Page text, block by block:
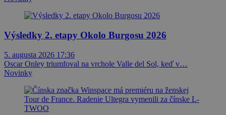
Výsledky 2. etapy Okolo Burgosu 2026
5. augusta 2026 17:36
Oscar Onley triumfoval na vrchole Valle del Sol, keď v…
Novinky